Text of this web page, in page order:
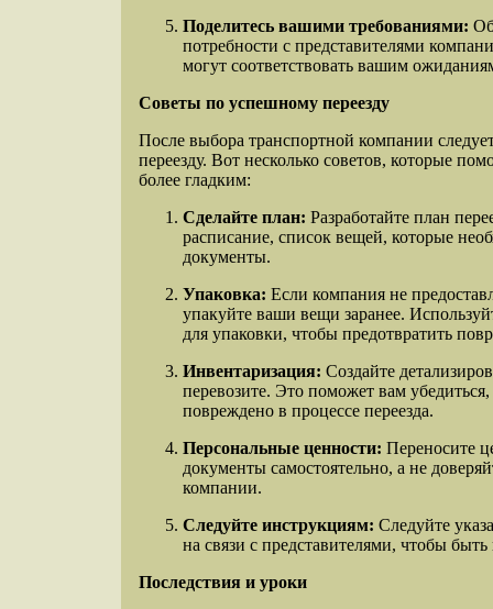
Поделитесь вашими требованиями:
потребности с представителями
могут соответствовать вашим
Советы по успешному переезду
После выбора транспортной компании
переезду. Вот несколько советов, которые
более гладким:
Сделайте план: Разработайте план
расписание, список вещей, которые
документы.
Упаковка: Если компания не
упакуйте ваши вещи заранее.
для упаковки, чтобы предотвратить
Инвентаризация: Создайте
перевозите. Это поможет вам
повреждено в процессе переезда.
Персональные ценности: Переносите
документы самостоятельно, а не
компании.
Следуйте инструкциям: Следуйте
на связи с представителями, чтобы быть
Последствия и уроки